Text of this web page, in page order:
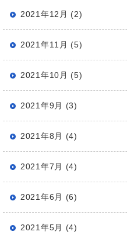
2021年12月 (2)
2021年11月 (5)
2021年10月 (5)
2021年9月 (3)
2021年8月 (4)
2021年7月 (4)
2021年6月 (6)
2021年5月 (4)